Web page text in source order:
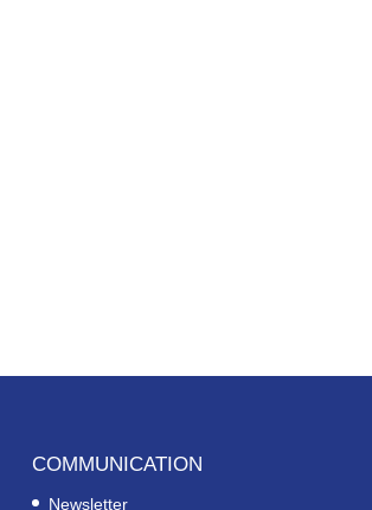
COMMUNICATION
Newsletter